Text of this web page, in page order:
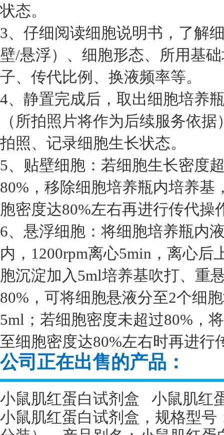
状态。
3、仔细阅读细胞说明书，了解
壁/悬浮）、细胞形态、所用基
子、传代比例、换液频率等。
4、静置完成后，取出细胞培养
（所拍照片将作为后续服务依
拍照、记录细胞生长状态。
5、贴壁细胞：若细胞生长密度
80%，移除细胞培养瓶内培养
胞密度达80%左右再进行传代操
6、悬浮细胞：将细胞培养瓶内
内，1200rpm离心5min，离心
胞沉淀加入5ml培养基吹打、重
80%，可将细胞悬液分至2个细
5ml；若细胞密度未超过80%，
至细胞密度达80%左右时再进行
公司正在出售的产品：
小鼠肌红蛋白试剂盒
小鼠肌红
小鼠肌红蛋白试剂盒，规格型号